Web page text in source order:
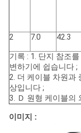
요
사
이
트
맵
2
7.0 42.3
기록 : 1. 단지 참조
변하기에 쉽습니다 ;
2. 더 케이블 차원과
상입니다 ;
3. Ｄ 원형 케이블의
이미지 :